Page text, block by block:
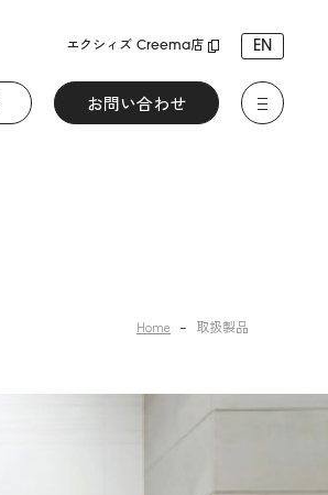
お問い合わせ
エクシィズ Creema店 EN
Home 取扱製品